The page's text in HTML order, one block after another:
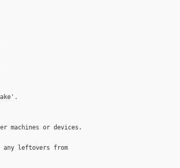
machines or devices.
any leftovers from